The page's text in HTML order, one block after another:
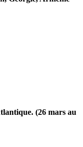
(26 mars au